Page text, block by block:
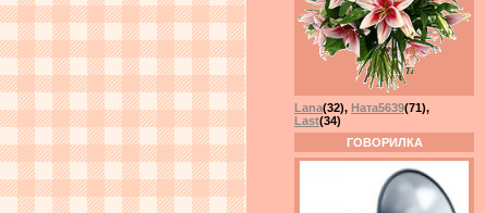
Lana(32), Ната5639(71),
Last(34)
ГОВОРИЛКА